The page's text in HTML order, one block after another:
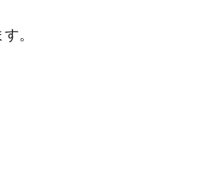
。